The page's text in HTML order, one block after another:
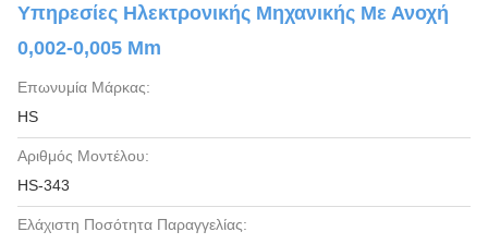
Υπηρεσίες Ηλεκτρονικής Μηχανικής Με Ανοχή
0,002-0,005 Mm
Επωνυμία Μάρκας:
HS
Αριθμός Μοντέλου:
HS-343
Ελάχιστη Ποσότητα Παραγγελίας: